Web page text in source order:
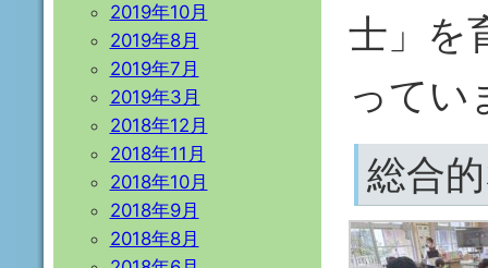
士」を
ってい
総合
2019年10月
2019年8月
2019年7月
2019年3月
2018年12月
2018年11月
2018年10月
2018年9月
2018年8月